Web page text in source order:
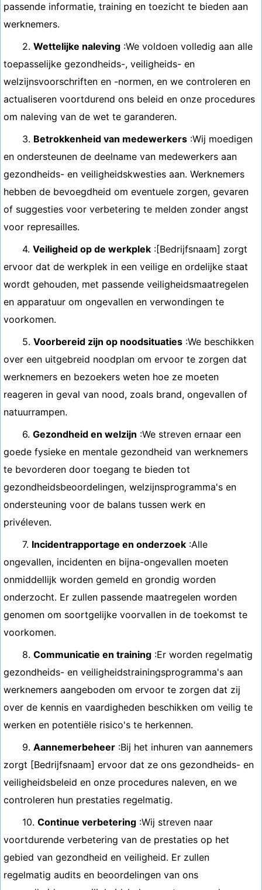
passende informatie, training en toezicht te bieden aan
werknemers.
2. Wettelijke naleving :We voldoen volledig aan alle
toepasselijke gezondheids-, veiligheids- en
welzijnsvoorschriften en -normen, en we controleren en
actualiseren voortdurend ons beleid en onze procedures
om naleving van de wet te garanderen.
3. Betrokkenheid van medewerkers :Wij moedigen
en ondersteunen de deelname van medewerkers aan
gezondheids- en veiligheidskwesties aan. Werknemers
hebben de bevoegdheid om eventuele zorgen, gevaren
of suggesties voor verbetering te melden zonder angst
voor represailles.
4. Veiligheid op de werkplek :[Bedrijfsnaam] zorgt
ervoor dat de werkplek in een veilige en ordelijke staat
wordt gehouden, met passende veiligheidsmaatregelen
en apparatuur om ongevallen en verwondingen te
voorkomen.
5. Voorbereid zijn op noodsituaties :We beschikken
over een uitgebreid noodplan om ervoor te zorgen dat
werknemers en bezoekers weten hoe ze moeten
reageren in geval van nood, zoals brand, ongevallen of
natuurrampen.
6. Gezondheid en welzijn :We streven ernaar een
goede fysieke en mentale gezondheid van werknemers
te bevorderen door toegang te bieden tot
gezondheidsbeoordelingen, welzijnsprogramma's en
ondersteuning voor de balans tussen werk en
privéleven.
7. Incidentrapportage en onderzoek :Alle
ongevallen, incidenten en bijna-ongevallen moeten
onmiddellijk worden gemeld en grondig worden
onderzocht. Er zullen passende maatregelen worden
genomen om soortgelijke voorvallen in de toekomst te
voorkomen.
8. Communicatie en training :Er worden regelmatig
gezondheids- en veiligheidstrainingsprogramma's aan
werknemers aangeboden om ervoor te zorgen dat zij
over de kennis en vaardigheden beschikken om veilig te
werken en potentiële risico's te herkennen.
9. Aannemerbeheer :Bij het inhuren van aannemers
zorgt [Bedrijfsnaam] ervoor dat ze ons gezondheids- en
veiligheidsbeleid en onze procedures naleven, en we
controleren hun prestaties regelmatig.
10. Continue verbetering :Wij streven naar
voortdurende verbetering van de prestaties op het
gebied van gezondheid en veiligheid. Er zullen
regelmatig audits en beoordelingen van ons